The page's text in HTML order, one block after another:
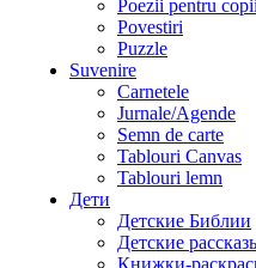
Poezii pentru copii
Povestiri
Puzzle
Suvenire
Carnetele
Jurnale/Agende
Semn de carte
Tablouri Canvas
Tablouri lemn
Дети
Детские Библии
Детские
Книжки-